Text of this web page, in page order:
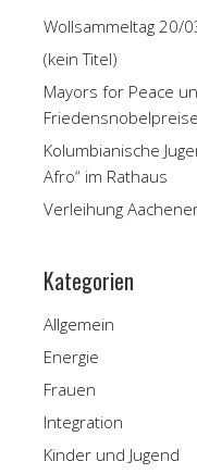
Wollsammeltag 20/
(kein Titel)
Mayors for Peace
Kolumbianische
Afro“ im Rathaus
Verleihung
Kategorien
Allgemein
Energie
Frauen
Integration
Kinder und Jugend